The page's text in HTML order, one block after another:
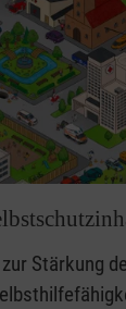
Stärkung